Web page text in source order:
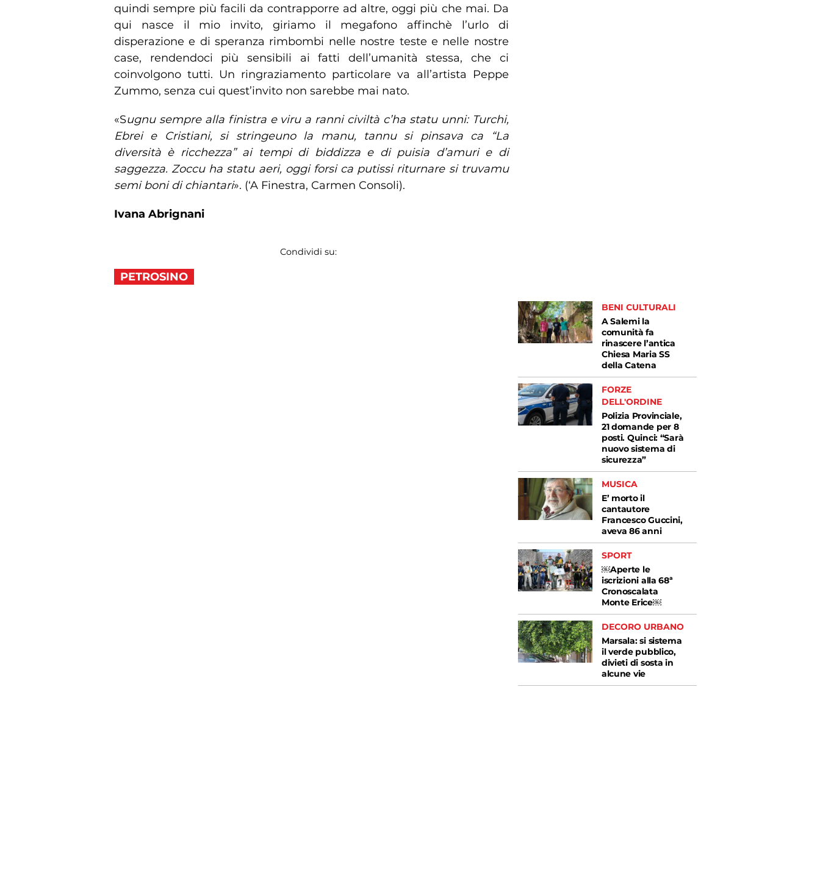
quindi sempre più facili da contrapporre ad altre, oggi più che mai. Da
qui nasce il mio invito, giriamo il megafono affinchè l’urlo di
disperazione e di speranza rimbombi nelle nostre teste e nelle nostre
case, rendendoci più sensibili ai fatti dell’umanità stessa, che ci
coinvolgono tutti. Un ringraziamento particolare va all’artista Peppe
Zummo, senza cui quest’invito non sarebbe mai nato.
«Sugnu sempre alla finistra e viru a ranni civiltà c’ha statu unni: Turchi,
Ebrei e Cristiani, si stringeuno la manu, tannu si pinsava ca “La
diversità è ricchezza” ai tempi di biddizza e di puisia d’amuri e di
saggezza. Zoccu ha statu aeri, oggi forsi ca putissi riturnare si truvamu
semi boni di chiantari». (‘A Finestra, Carmen Consoli).
Ivana Abrignani
Condividi su:
PETROSINO
BENI CULTURALI
A Salemi la
comunità fa
rinascere l’antica
Chiesa Maria SS
della Catena
FORZE
DELL'ORDINE
Polizia Provinciale,
21 domande per 8
posti. Quinci: “Sarà
nuovo sistema di
sicurezza”
MUSICA
E’ morto il
cantautore
Francesco Guccini,
aveva 86 anni
SPORT
￼Aperte le
iscrizioni alla 68ª
Cronoscalata
Monte Erice￼
DECORO URBANO
Marsala: si sistema
il verde pubblico,
divieti di sosta in
alcune vie